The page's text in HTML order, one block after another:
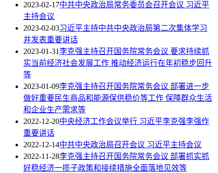
2023-02-17中共中央政治局常务委员会召开会议 习近平
主持会议
2023-02-03习近平主持中共中央政治局第二次集体学习
并发表重要讲话
2023-01-31李克强主持召开国务院常务会议 要求持续抓
实当前经济社会发展工作 推动经济运行在年初稳步回升
等
2023-01-09李克强主持召开国务院常务会议 部署进一步
做好重要民生商品和能源保供稳价等工作 保障群众生活
和企业生产需求等
2022-12-20中央经济工作会议举行 习近平李克强李强作
重要讲话
2022-12-14中共中央政治局召开会议 习近平主持会议
2022-11-28李克强主持召开国务院常务会议 部署抓实抓
好稳经济一揽子政策和接续措施全面落地见效等